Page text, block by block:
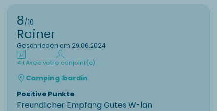
8/10
Rainer
Geschrieben am 29.06.2024
4 tAvec votre conjoint(e)
Camping Ibardin
Positive Punkte
Freundlicher Empfang Gutes W-lan